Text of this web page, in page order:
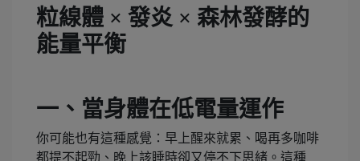
粒線體 × 發炎 × 森林發酵的
能量平衡
一、當身體在低電量運作
你可能也有這種感覺：早上醒來就累、喝再多咖啡
都提不起勁、晚上該睡時卻又停不下思緒。這種